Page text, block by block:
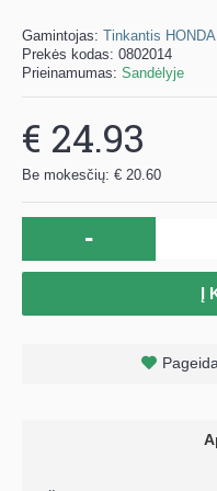
Gamintojas: Tinkantis HONDA
Prekės kodas: 0802014
Prieinamumas: Sandėlyje
€ 24.93
Be mokesčių: € 20.60
-
Į